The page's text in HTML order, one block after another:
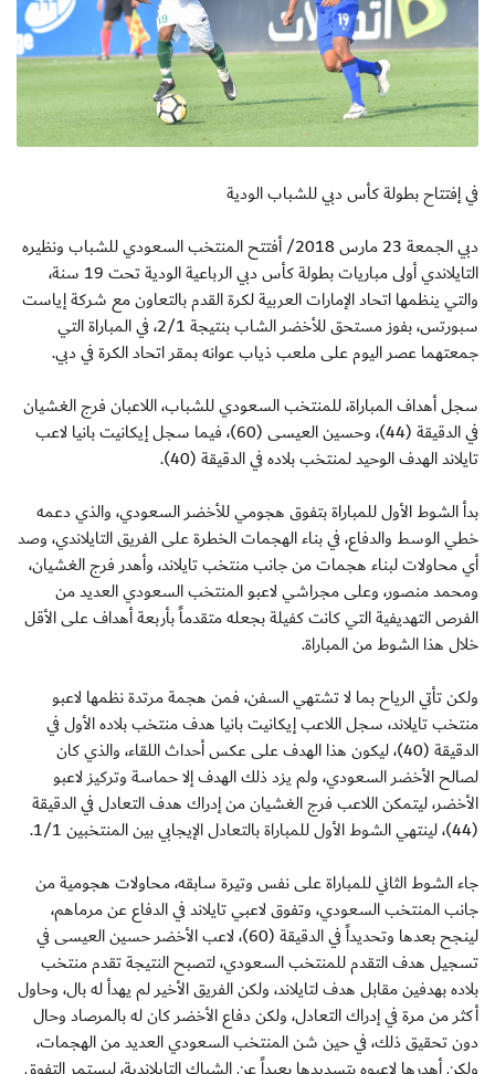
في إفتتاح بطولة كأس دبي للشباب الودية
دبي الجمعة 23 مارس 2018/ أفتتح المنتخب السعودي للشباب ونظيره
التايلاندي أولى مباريات بطولة كأس دبي الرباعية الودية تحت 19 سنة،
والتي ينظمها اتحاد الإمارات العربية لكرة القدم بالتعاون مع شركة إياست
سبورتس، بفوز مستحق للأخضر الشاب بنتيجة 2/1، في المباراة التي
جمعتهما عصر اليوم على ملعب ذياب عوانه بمقر اتحاد الكرة في دبي.
سجل أهداف المباراة، للمنتخب السعودي للشباب، اللاعبان فرج الغشيان
في الدقيقة (44)، وحسين العيسى (60)، فيما سجل إيكانيت بانيا لاعب
تايلاند الهدف الوحيد لمنتخب بلاده في الدقيقة (40).
بدأ الشوط الأول للمباراة بتفوق هجومي للأخضر السعودي، والذي دعمه
خطي الوسط والدفاع، في بناء الهجمات الخطرة على الفريق التايلاندي، وصد
أي محاولات لبناء هجمات من جانب منتخب تايلاند، وأهدر فرج الغشيان،
ومحمد منصور، وعلى مجراشي لاعبو المنتخب السعودي العديد من
الفرص التهديفية التي كانت كفيلة بجعله متقدماً بأربعة أهداف على الأقل
خلال هذا الشوط من المباراة.
ولكن تأتي الرياح بما لا تشتهي السفن، فمن هجمة مرتدة نظمها لاعبو
منتخب تايلاند، سجل اللاعب إيكانيت بانيا هدف منتخب بلاده الأول في
الدقيقة (40)، ليكون هذا الهدف على عكس أحداث اللقاء، والذي كان
لصالح الأخضر السعودي، ولم يزد ذلك الهدف إلا حماسة وتركيز لاعبو
الأخضر، ليتمكن اللاعب فرج الغشيان من إدراك هدف التعادل في الدقيقة
(44)، لينتهي الشوط الأول للمباراة بالتعادل الإيجابي بين المنتخبين 1/1.
جاء الشوط الثاني للمباراة على نفس وتيرة سابقه، محاولات هجومية من
جانب المنتخب السعودي، وتفوق لاعبي تايلاند في الدفاع عن مرماهم،
لينجح بعدها وتحديداً في الدقيقة (60)، لاعب الأخضر حسين العيسى في
تسجيل هدف التقدم للمنتخب السعودي، لتصبح النتيجة تقدم منتخب
بلاده بهدفين مقابل هدف لتايلاند، ولكن الفريق الأخير لم يهدأ له بال، وحاول
أكثر من مرة في إدراك التعادل، ولكن دفاع الأخضر كان له بالمرصاد وحال
دون تحقيق ذلك، في حين شن المنتخب السعودي العديد من الهجمات،